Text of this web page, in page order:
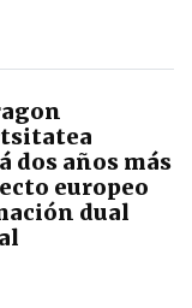
dos años más
europeo
dual